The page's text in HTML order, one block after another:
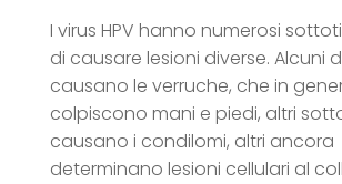
I virus HPV hanno numerosi
di causare lesioni diverse. Alcuni
causano le verruche, che in
colpiscono mani e piedi, altri
causano i condilomi, altri ancora
determinano lesioni cellulari al